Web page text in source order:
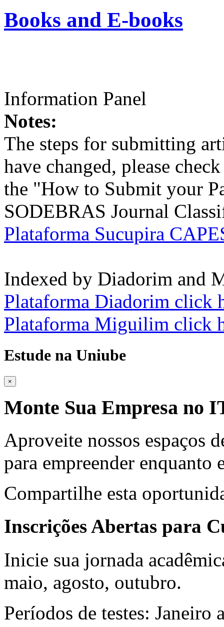
Books and E-books
Information Panel
Notes:
The steps for submitting
have changed, please
the "How to Submit your
SODEBRAS Journal
Plataforma Sucupira
Indexed by Diadorim and
Plataforma Diadorim click
Plataforma Miguilim click
Estude na Uniube
×
Monte Sua Empresa no
Aproveite nossos espaços
para empreender enquanto
Compartilhe esta
Inscrições Abertas para
Inicie sua jornada
maio, agosto, outubro.
Períodos de testes: